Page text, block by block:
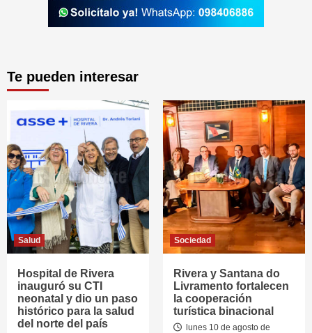
Te pueden interesar
Salud
Hospital de Rivera
inauguró su CTI
neonatal y dio un paso
histórico para la salud
del norte del país
Sociedad
Rivera y Santana do
Livramento fortalecen
la cooperación
turística binacional
lunes 10 de agosto de